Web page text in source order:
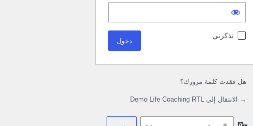
تذكرني
هل فقدت كلمة مرورك؟
→ الانتقال إلى Demo Life Coaching RTL